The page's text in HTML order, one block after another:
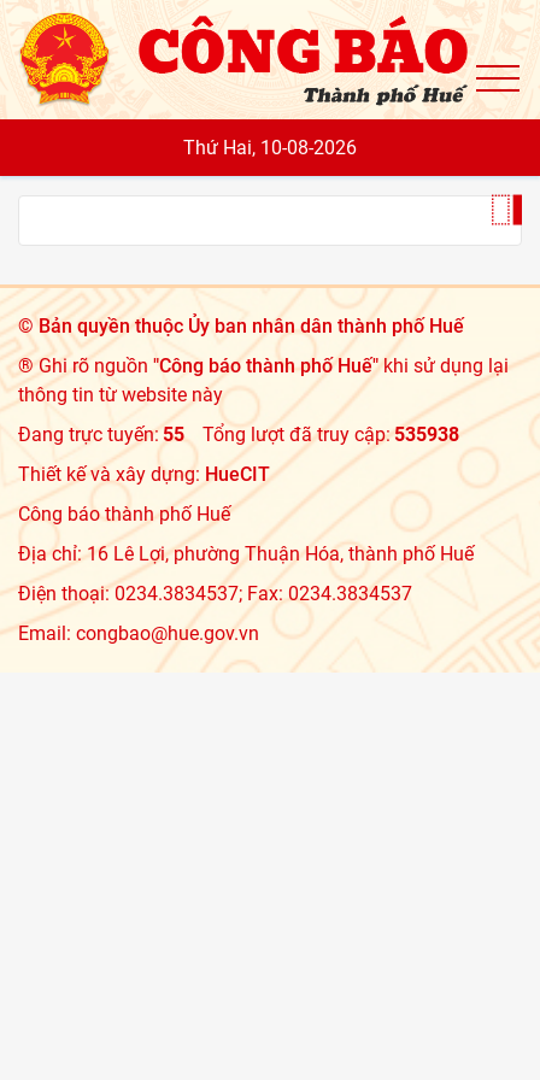
Thứ Hai, 10-08-2026
©Bản quyền thuộc Ủy ban nhân dân thành phố Huế
® Ghi rõ nguồn "Công báo thành phố Huế"khi sử dụng lại
thông tin từ website này
Đang trực tuyến:55 Tổng lượt đã truy cập:535938
Thiết kế và xây dựng: HueCIT
Công báo thành phố Huế
Địa chỉ: 16 Lê Lợi, phường Thuận Hóa, thành phố Huế
Điện thoại: 0234.3834537; Fax: 0234.3834537
Email: congbao@hue.gov.vn